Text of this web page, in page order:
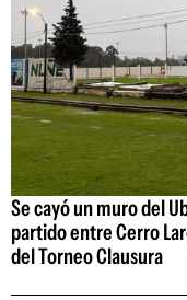
Se cayó un muro del
partido entre Cerro
del Torneo Clausura